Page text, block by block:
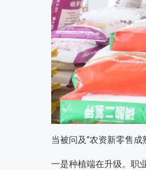
当被问及“农资新零售成
一是种植端在升级。职